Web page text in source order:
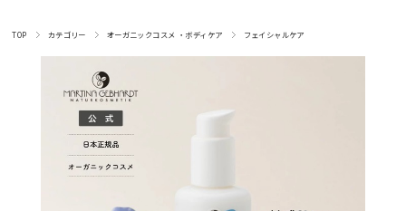
TOP カテゴリー オーガニックコスメ ・ボディケア フェイシャルケア